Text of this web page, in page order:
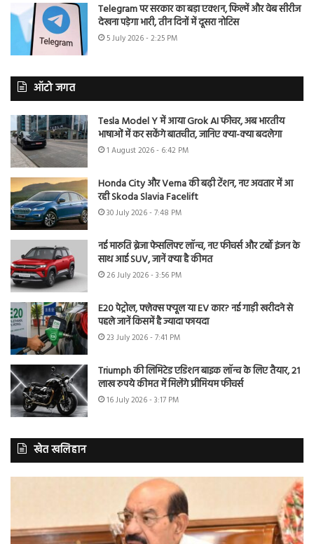
Telegram पर सरकार का बड़ा एक्शन, फिल्में और वेब सीरीज
देखना पड़ेगा भारी, तीन दिनों में दूसरा नोटिस
5 July 2026 - 2:25 PM
ऑटो जगत
Tesla Model Y में आया Grok AI फीचर, अब भारतीय
भाषाओं में कर सकेंगे बातचीत, जानिए क्या-क्या बदलेगा
1 August 2026 - 6:42 PM
Honda City और Verna की बढ़ी टेंशन, नए अवतार में आ
रही Skoda Slavia Facelift
30 July 2026 - 7:48 PM
नई मारुति ब्रेजा फेसलिफ्ट लॉन्च, नए फीचर्स और टर्बो इंजन के
साथ आई SUV, जानें क्या है कीमत
26 July 2026 - 3:56 PM
E20 पेट्रोल, फ्लेक्स फ्यूल या EV कार? नई गाड़ी खरीदने से
पहले जानें किसमें है ज्यादा फायदा
23 July 2026 - 7:41 PM
Triumph की लिमिटेड एडिशन बाइक लॉन्च के लिए तैयार, 21
लाख रुपये कीमत में मिलेंगे प्रीमियम फीचर्स
16 July 2026 - 3:17 PM
खेत खलिहान